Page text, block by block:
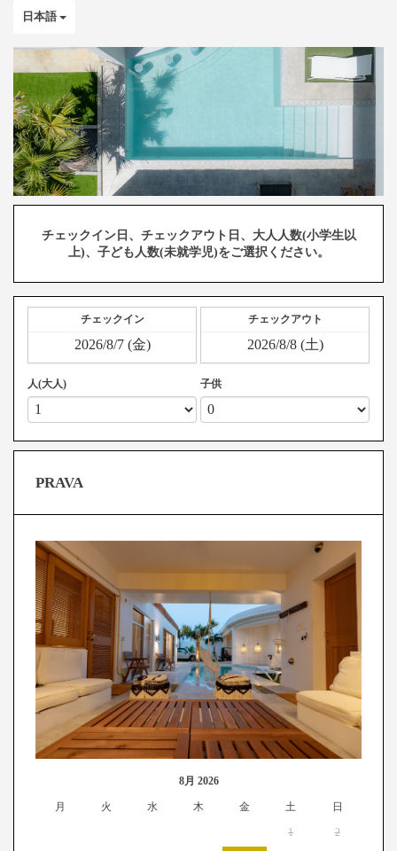
日本語
チェックイン日、チェックアウト日、大人人数(小学生以
上)、子ども人数(未就学児)をご選択ください。
チェックイン チェックアウト
人(大人) 子供
PRAVA
8月 2026
月 火 水 木 金 土 日
1 2